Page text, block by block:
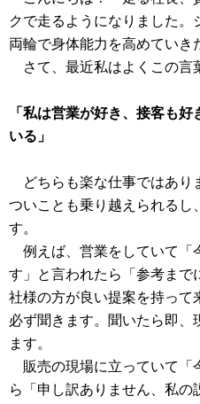
クで走るようになりました
両輪で身体能力を高めていき
さて、最近私はよくこの言
「私は営業が好き、接客も
いる」
どちらも楽な仕事ではあり
ついことも乗り越えられるし
す。
例えば、営業をしていて「
す」と言われたら「参考まで
社様の方が良い提案を持って
必ず聞きます。聞いたら即、
ます。
販売の現場に立っていて「
ら「申し訳ありません、私